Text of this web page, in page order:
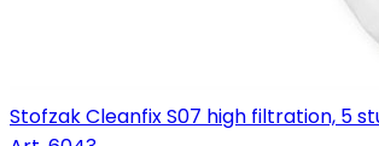
Stofzak Cleanfix S07 high filtration, 5